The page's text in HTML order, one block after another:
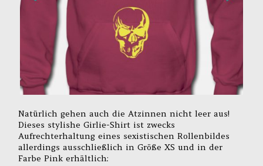
Natürlich gehen auch die Atzinnen nicht leer aus!
Dieses stylishe Girlie-Shirt ist zwecks
Aufrechterhaltung eines sexistischen Rollenbildes
allerdings ausschließlich in Größe XS und in der
Farbe Pink erhältlich: